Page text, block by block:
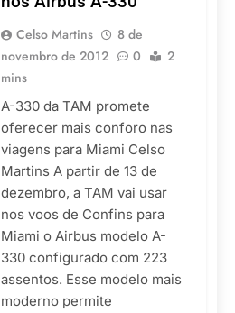
Atrações do Parque
4 De Agosto De 2026
Por Dentro do Atomium:
História, Ciência e a
Melhor Vista de
Bruxelas
4 De Agosto De 2026
Celso Martins
8 de
novembro de 2012
0
2
mins
A-330 da TAM promete
oferecer mais conforo nas
viagens para Miami Celso
Martins A partir de 13 de
dezembro, a TAM vai usar
nos voos de Confins para
Miami o Airbus modelo A-
330 configurado com 223
assentos. Esse modelo mais
moderno permite